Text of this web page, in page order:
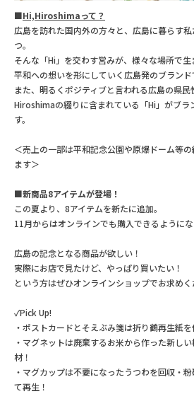
■Hi,Hiroshimaって？
広島を訪れた国内外の方々と、広島に暮らす
つ。
そんな「Hi」を交わす営みが、様々な場所で生
平和への想いを形にしていく広島発のブランド
また、明るくポジティブと言われる広島の県民
Hiroshimaの綴りに含まれている「Hi」がブラ
す。
＜売上の一部は平和記念公園や原爆ドーム等
ます＞
■新商品8アイテムが登場！
この夏より、8アイテムを新たに追加。
11月からはオンラインでも購入できるようにな
広島の記念となる商品が欲しい！
実際にお店で見たけど、やっぱり買いたい！
という方はぜひオンラインショップでお求めく
✓Pick Up!
・ポストカードとそえぶみ箋は折り鶴再生紙を
・マグネットは廃棄するお米から作った新し
材！
・マグカップは不要になったうつわを回収・
て再生！